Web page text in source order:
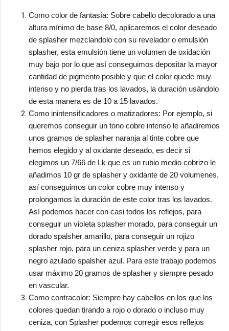
Como color de fantasía: Sobre cabello decolorado a una
altura mínimo de base 8/0, aplicaremos el color deseado
de splasher mezclandolo con su revelador o emulsión
splasher, esta emulsión tiene un volumen de oxidación
muy bajo por lo que así conseguimos depositar la mayor
cantidad de pigmento posible y que el color quede muy
intenso y no pierda tras los lavados, la duración usándolo
de esta manera es de 10 a 15 lavados.
Como inintensificadores o matizadores: Por ejemplo, si
queremos conseguir un tono cobre intenso le añadiremos
unos gramos de splasher naranja al tinte cobre que
hemos elegido y al oxidante deseado, es decir si
elegimos un 7/66 de Lk que es un rubio medio cobrizo le
añadimos 10 gr de splasher y oxidante de 20 volumenes,
así conseguimos un color cobre muy intenso y
prolongamos la duración de este color tras los lavados.
Así podemos hacer con casi todos los reflejos, para
conseguir un violeta splasher morado, para conseguir un
dorado spalsher amarillo, para conseguir un rojizo
splasher rojo, para un ceniza splasher verde y para un
negro azulado spalsher azul. Para este trabajo podemos
usar máximo 20 gramos de splasher y siempre pesado
en vascular.
Como contracolor: Siempre hay cabellos en los que los
colores quedan tirando a rojo o dorado o incluso muy
ceniza, con Splasher podemos corregir esos reflejos